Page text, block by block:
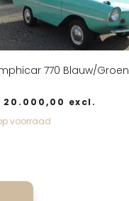
770 Blauw/Groen
20.000,00 excl.
voorraad